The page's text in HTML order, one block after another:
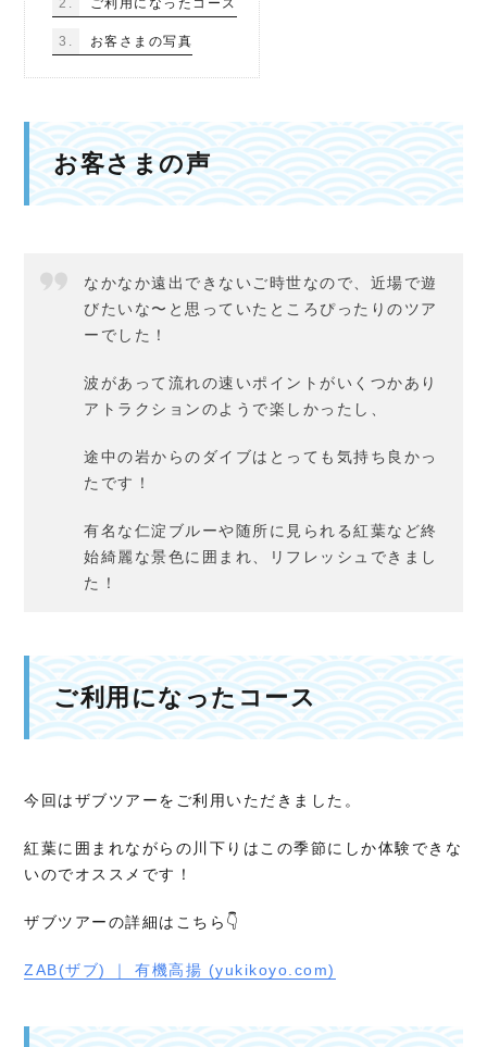
2. ご利用になったコース
3. お客さまの写真
お客さまの声
なかなか遠出できないご時世なので、近場で遊
びたいな〜と思っていたところぴったりのツア
ーでした！
波があって流れの速いポイントがいくつかあり
アトラクションのようで楽しかったし、
途中の岩からのダイブはとっても気持ち良かっ
たです！
有名な仁淀ブルーや随所に見られる紅葉など終
始綺麗な景色に囲まれ、リフレッシュできまし
た！
ご利用になったコース
今回はザブツアーをご利用いただきました。
紅葉に囲まれながらの川下りはこの季節にしか体験できな
いのでオススメです！
ザブツアーの詳細はこちら👇
ZAB(ザブ) ｜ 有機高揚 (yukikoyo.com)